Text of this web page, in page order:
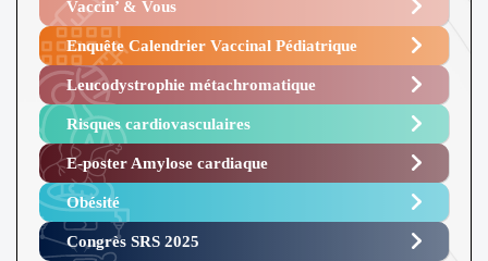
Vaccin’ & Vous
Enquête Calendrier Vaccinal Pédiatrique
Leucodystrophie métachromatique
Risques cardiovasculaires
E-poster Amylose cardiaque ​
Obésité ​
Congrès SRS 2025 ​